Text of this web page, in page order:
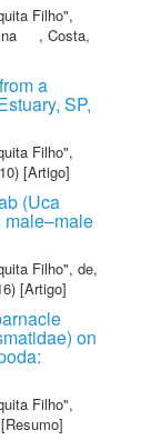
Filho",
, Costa,
a
SP,
Filho",
[Artigo]
(Uca
male–male
Filho", de,
[Artigo]
on
Filho",